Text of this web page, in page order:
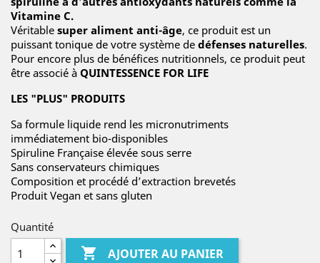
Vitamine C.
Véritable super aliment anti-âge, ce produit est un
puissant tonique de votre système de défenses naturelles.
Pour encore plus de bénéfices nutritionnels, ce produit peut
être associé à QUINTESSENCE FOR LIFE
LES "PLUS" PRODUITS
Sa formule liquide rend les micronutriments
immédiatement bio-disponibles
Spiruline Française élevée sous serre
Sans conservateurs chimiques
Composition et procédé d’extraction brevetés
Produit Vegan et sans gluten
Quantité
 AJOUTER AU PANIER